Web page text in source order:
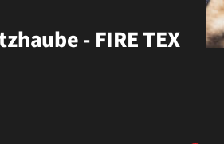
- FIRE TEX